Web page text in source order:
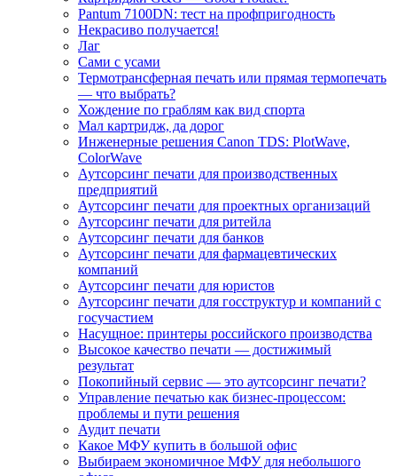
Pantum 7100DN: тест на профпригодность
Некрасиво получается!
Лаг
Сами с усами
Термотрансферная печать или прямая термопечать
— что выбрать?
Хождение по граблям как вид спорта
Мал картридж, да дорог
Инженерные решения Canon TDS: PlotWave,
ColorWave
Аутсорсинг печати для производственных
предприятий
Аутсорсинг печати для проектных организаций
Аутсорсинг печати для ритейла
Аутсорсинг печати для банков
Аутсорсинг печати для фармацевтических
компаний
Аутсорсинг печати для юристов
Аутсорсинг печати для госструктур и компаний с
госучастием
Насущное: принтеры российского производства
Высокое качество печати — достижимый
результат
Покопийный сервис — это аутсорсинг печати?
Управление печатью как бизнес-процессом:
проблемы и пути решения
Аудит печати
Какое МФУ купить в большой офис
Выбираем экономичное МФУ для небольшого